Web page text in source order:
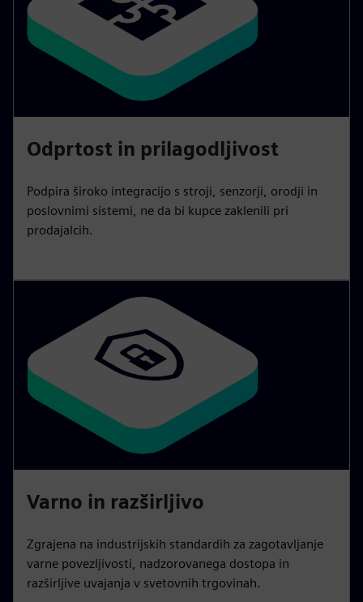
Odprtost in prilagodljivost
Podpira široko integracijo s stroji, senzorji, orodji in
poslovnimi sistemi, ne da bi kupce zaklenili pri
prodajalcih.
Varno in razširljivo
Zgrajena na industrijskih standardih za zagotavljanje
varne povezljivosti, nadzorovanega dostopa in
razširljive uvajanja v svetovnih trgovinah.